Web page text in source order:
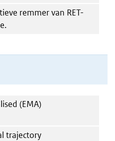
remmer van RET-
(EMA)
trajectory